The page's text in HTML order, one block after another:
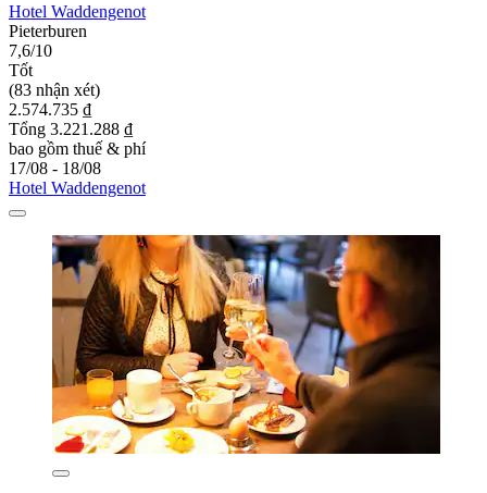
Hotel Waddengenot
Pieterburen
7,6/10
Tốt
(83 nhận xét)
2.574.735 ₫
Tổng 3.221.288 ₫
bao gồm thuế & phí
17/08 - 18/08
Hotel Waddengenot